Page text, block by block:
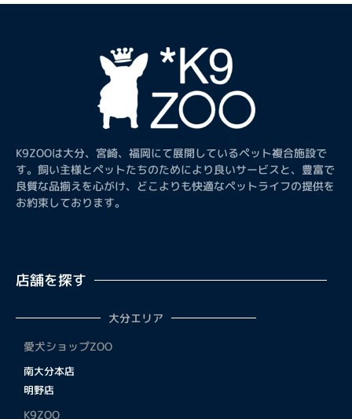
K9ZOOは大分、宮崎、福岡にて展開しているペット複合施設で
す。飼い主様とペットたちのためにより良いサービスと、豊富で
良質な品揃えを心がけ、どこよりも快適なペットライフの提供を
お約束しております。
店舗を探す
大分エリア
愛犬ショップZOO
南大分本店
明野店
K9ZOO